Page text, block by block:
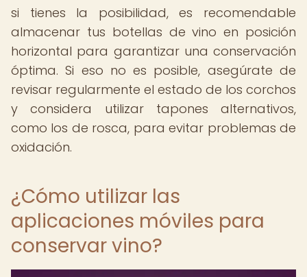
si tienes la posibilidad, es recomendable
almacenar tus botellas de vino en posición
horizontal para garantizar una conservación
óptima. Si eso no es posible, asegúrate de
revisar regularmente el estado de los corchos
y considera utilizar tapones alternativos,
como los de rosca, para evitar problemas de
oxidación.
¿Cómo utilizar las
aplicaciones móviles para
conservar vino?